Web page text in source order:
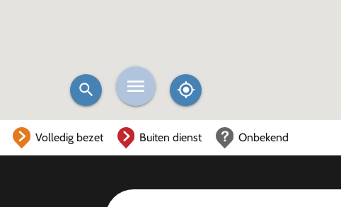
Volledig bezet Buiten dienst Onbekend